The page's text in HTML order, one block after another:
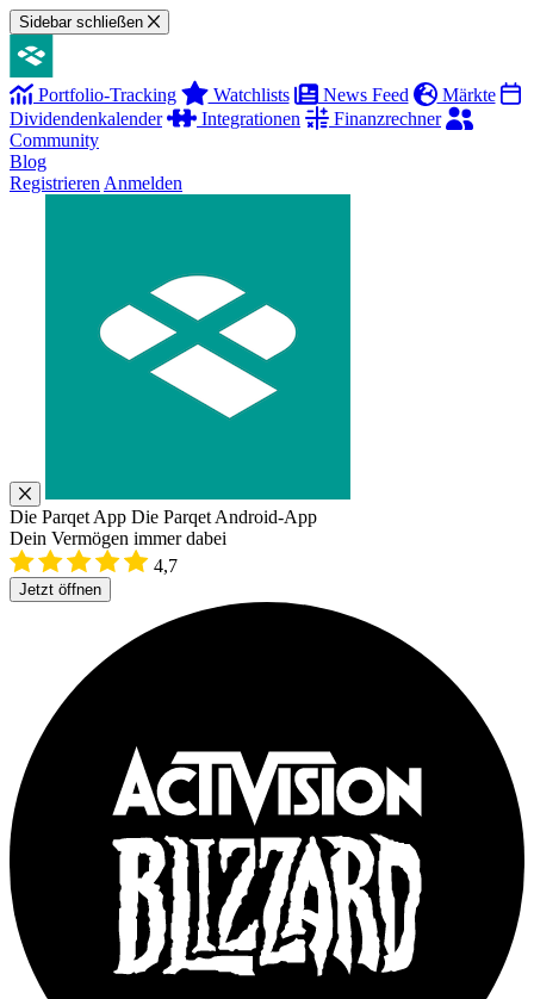
Sidebar schließen
Portfolio-Tracking Watchlists News Feed
Märkte
Dividendenkalender
Integrationen
Finanzrechner
Community
Blog
Registrieren Anmelden
Die Parqet App Die Parqet Android-App
Dein Vermögen immer dabei
4,7
Jetzt öffnen